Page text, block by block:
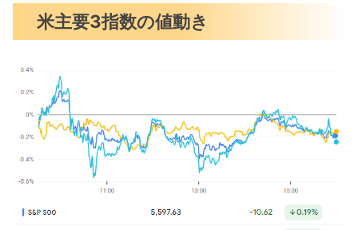
米国市場のトピックス
雇用者数基準改定で100万人減も
8月の注目イベントについて
まとめ
米主要3指数の値動き